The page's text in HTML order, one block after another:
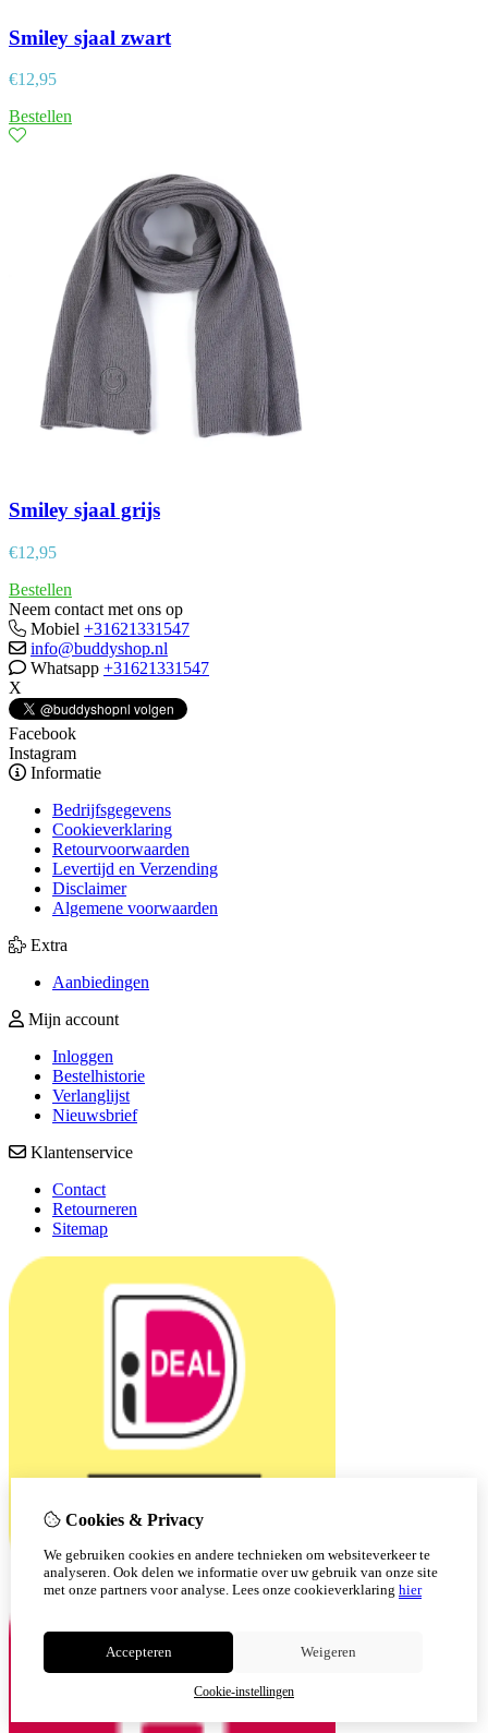
Smiley sjaal zwart
€12,95
Bestellen
Smiley sjaal grijs
€12,95
Bestellen
Neem contact met ons op
Mobiel +31621331547
info@buddyshop.nl
Whatsapp +31621331547
X
Facebook
Instagram
Informatie
Bedrijfsgegevens
Cookieverklaring
Retourvoorwaarden
Levertijd en Verzending
Disclaimer
Algemene voorwaarden
Extra
Aanbiedingen
Mijn account
Inloggen
Bestelhistorie
Verlanglijst
Nieuwsbrief
Klantenservice
Contact
Retourneren
Sitemap
Cookies & Privacy
We gebruiken cookies en andere technieken om websiteverkeer te
analyseren. Ook delen we informatie over uw gebruik van onze site
met onze partners voor analyse. Lees onze cookieverklaring hier
Accepteren Weigeren
Cookie-instellingen